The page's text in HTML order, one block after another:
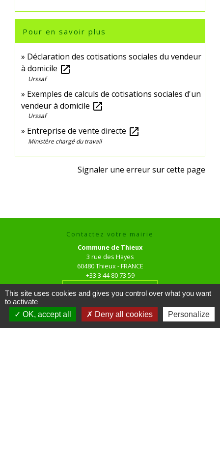
Pour en savoir plus
Déclaration des cotisations sociales du vendeur
à domicile open_in_new
Urssaf
Exemples de calculs de cotisations sociales d'un
vendeur à domicile open_in_new
Urssaf
Entreprise de vente directe open_in_new
Ministère chargé du travail
Signaler une erreur sur cette page
Contactez votre mairie
Commune de Thieux
3 rue des Hayes
60480 Thieux - FRANCE
+33 3 44 80 73 59
Contact par formulaire
Horaires d'ouverture au public
This site uses cookies and gives you control over what you want
to activate
OK, accept all
Deny all cookies Personalize